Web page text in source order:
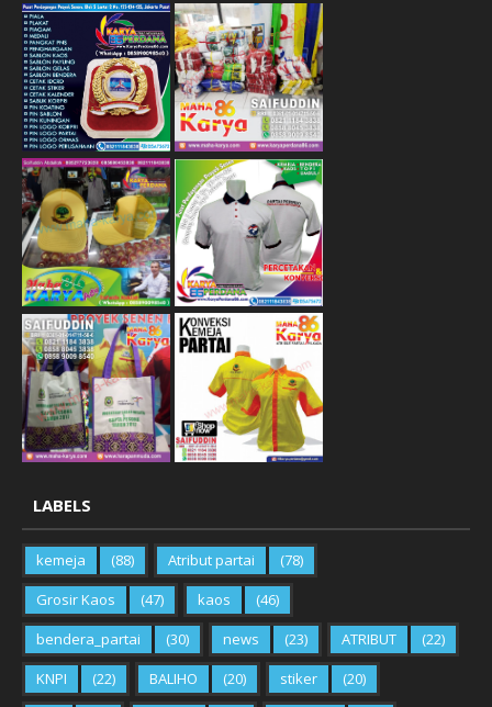
LABELS
kemeja (88) Atribut partai
(78)
Grosir Kaos
(47) kaos
(46)
bendera_partai
(30) news (23) ATRIBUT
(22)
KNPI
(22) BALIHO (20) stiker
(20)